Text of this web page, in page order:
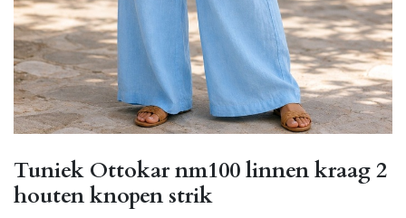
Tuniek Ottokar nm100 linnen kraag 2
houten knopen strik